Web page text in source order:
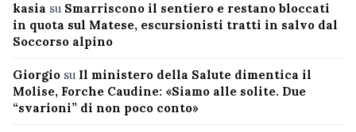
kasia su Smarriscono il sentiero e restano bloccati
in quota sul Matese, escursionisti tratti in salvo dal
Soccorso alpino
Giorgio su Il ministero della Salute dimentica il
Molise, Forche Caudine: «Siamo alle solite. Due
“svarioni” di non poco conto»